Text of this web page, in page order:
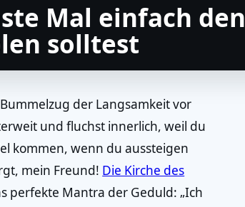
Mal einfach den
solltest
der Langsamkeit vor
und fluchst innerlich, weil du
kommen, wenn du aussteigen
mein Freund! Die Kirche des
perfekte Mantra der Geduld: „Ich